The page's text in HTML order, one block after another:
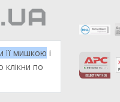
її мишкою і
клікни по